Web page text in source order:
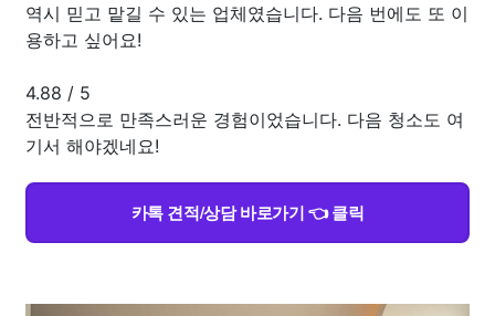
역시 믿고 맡길 수 있는 업체였습니다. 다음 번에도 또 이
용하고 싶어요!
4.88 / 5
전반적으로 만족스러운 경험이었습니다. 다음 청소도 여
기서 해야겠네요!
카톡 견적/상담 바로가기 👈 클릭